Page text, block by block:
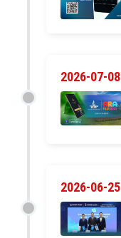
2026-07-08
2026-06-25